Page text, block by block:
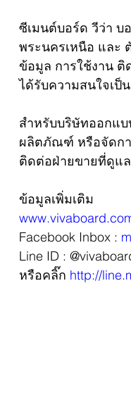
ซีเมนต์บอร์ด วีว่า
พระนครเหนือ และ
ข้อมูล การใช้งาน ติ
ได้รับความสนใจเป็
สำหรับบริษัทออกแ
ผลิตภัณฑ์ หรือจัดกา
ติดต่อฝ่ายขายที่ดูแ
ข้อมูลเพิ่มเติม
Facebook Inbox :
Line ID :
หรือคลิ๊ก http://